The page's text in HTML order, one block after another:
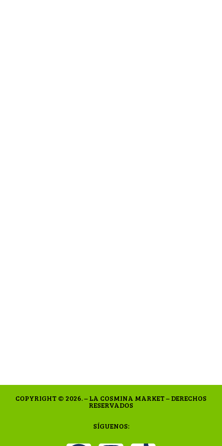
COPYRIGHT © 2026. – LA COSMINA MARKET – DERECHOS
RESERVADOS
SÍGUENOS: